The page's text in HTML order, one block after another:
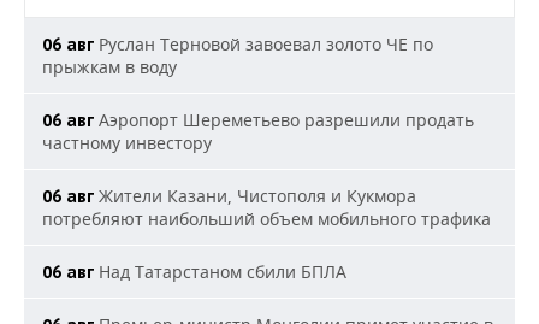
06 авг Руслан Терновой завоевал золото ЧЕ по
прыжкам в воду
06 авг Аэропорт Шереметьево разрешили продать
частному инвестору
06 авг Жители Казани, Чистополя и Кукмора
потребляют наибольший объем мобильного трафика
06 авг Над Татарстаном сбили БПЛА